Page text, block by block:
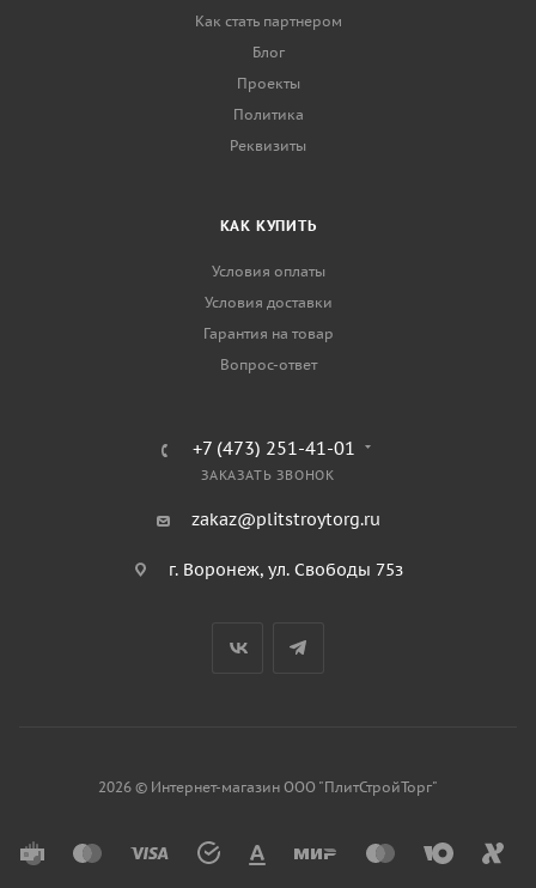
Как стать партнером
Блог
Проекты
Политика
Реквизиты
КАК КУПИТЬ
Условия оплаты
Условия доставки
Гарантия на товар
Вопрос-ответ
+7 (473) 251-41-01
ЗАКАЗАТЬ ЗВОНОК
zakaz@plitstroytorg.ru
г. Воронеж, ул. Свободы 75з
2026 © Интернет-магазин ООО "ПлитСтройТорг"